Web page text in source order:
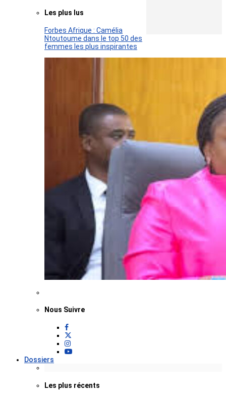
Les plus lus
Forbes Afrique : Camélia
Ntoutoume dans le top 50 des
femmes les plus inspirantes
Nous Suivre
Dossiers
Les plus récents